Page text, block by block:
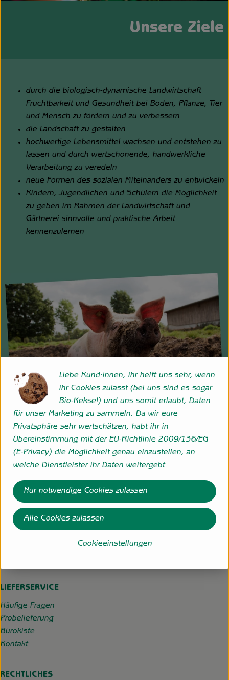
Unsere Ziele
durch die biologisch-dynamische Landwirtschaft
Fruchtbarkeit und Gesundheit bei Boden, Pflanze, Tier
und Mensch zu fördern und zu verbessern
die Landschaft zu gestalten
hochwertige Lebensmittel wachsen und entstehen zu
lassen und durch wertschonende, handwerkliche
Verarbeitung zu veredeln
neue Formen des sozialen Miteinanders zu entwickeln
Kindern, Jugendlichen und Schülern die Möglichkeit
zu geben im Rahmen der Landwirtschaft und
Gärtnerei sinnvolle und praktische Arbeit
kennenzulernen
Folge uns
Externer Link zu https://www.instagram.com/
Externer Link zu https://wp.solawi-
Hofgemeinschaft Grummersort
Hauptmoorweg 3
27798 Hude
04484-599
info@hofgemeinschaft-grummersort.de
LIEFERSERVICE
Häufige Fragen
Probelieferung
Bürokiste
Kontakt
RECHTLICHES
Liebe Kund:innen, ihr helft uns sehr, wenn
ihr Cookies zulasst (bei uns sind es sogar
Bio-Kekse!) und uns somit erlaubt, Daten
für unser Marketing zu sammeln. Da wir eure
Privatsphäre sehr wertschätzen, habt ihr in
Übereinstimmung mit der EU-Richtlinie 2009/136/EG
(E-Privacy) die Möglichkeit genau einzustellen, an
welche Dienstleister ihr Daten weitergebt.
Cookieeinstellungen
Nur notwendige Cookies zulassen
Alle Cookies zulassen